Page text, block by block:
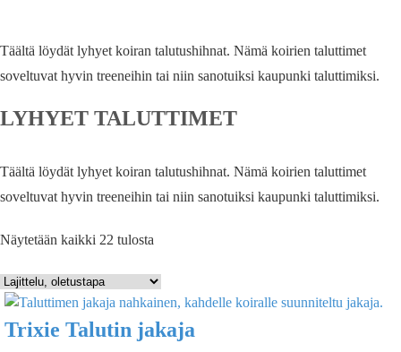
Täältä löydät lyhyet koiran talutushihnat. Nämä koirien taluttimet
soveltuvat hyvin treeneihin tai niin sanotuiksi kaupunki taluttimiksi.
LYHYET TALUTTIMET
Täältä löydät lyhyet koiran talutushihnat. Nämä koirien taluttimet
soveltuvat hyvin treeneihin tai niin sanotuiksi kaupunki taluttimiksi.
Näytetään kaikki 22 tulosta
Trixie Talutin jakaja